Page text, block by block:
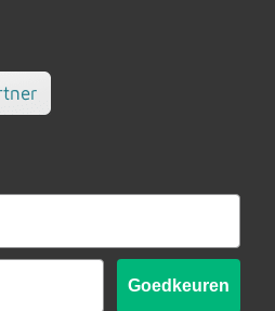
Goedkeuren